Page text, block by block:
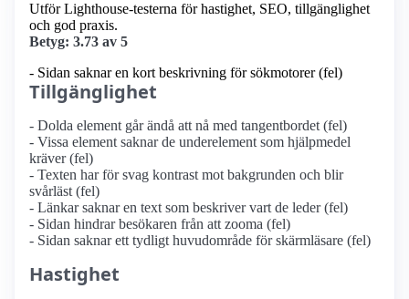
Utför Lighthouse-testerna för hastighet, SEO, tillgänglighet
och god praxis.
Betyg: 3.73 av 5
- Sidan saknar en kort beskrivning för sökmotorer (fel)
Tillgänglighet
- Dolda element går ändå att nå med tangentbordet (fel)
- Vissa element saknar de underelement som hjälpmedel
kräver (fel)
- Texten har för svag kontrast mot bakgrunden och blir
svårläst (fel)
- Länkar saknar en text som beskriver vart de leder (fel)
- Sidan hindrar besökaren från att zooma (fel)
- Sidan saknar ett tydligt huvudområde för skärmläsare (fel)
Hastighet